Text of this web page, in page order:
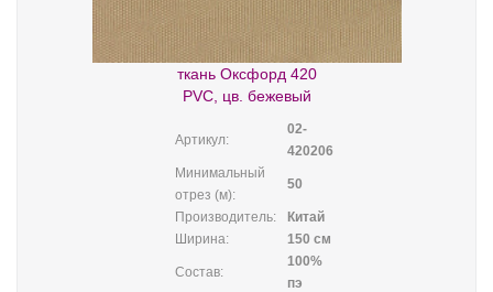
ткань Оксфорд 420
PVC, цв. бежевый
Артикул:
02-
420206
Минимальный
отрез (м):
50
Производитель:
Китай
Ширина:
150 см
Состав:
100%
пэ